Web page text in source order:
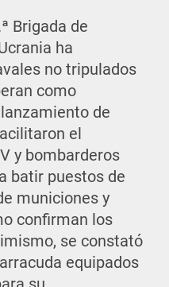
Brigada de
ha
no tripulados
como
de
el
y bombarderos
batir puestos de
municiones y
confirman los
se constató
equipados